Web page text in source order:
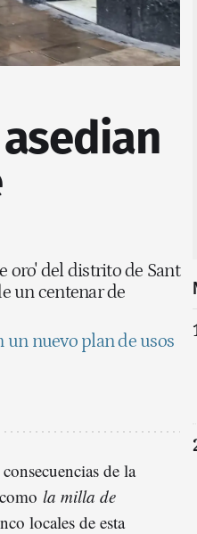
oro' del distrito de Sant
un centenar de
un nuevo plan de usos
de la
la milla de
locales de esta